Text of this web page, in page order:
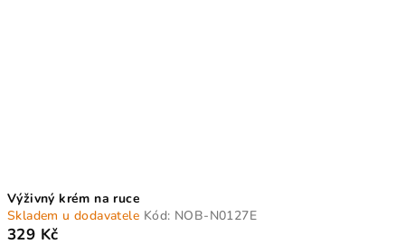
Výživný krém na ruce
Skladem u dodavatele Kód: NOB-N0127E
329 Kč